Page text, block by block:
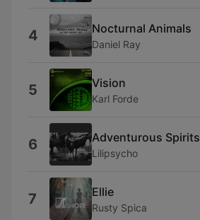
4 Nocturnal Animals
Daniel Ray
5 Vision
Karl Forde
6 Adventurous Spirits
Lilipsycho
7 Ellie
Rusty Spica